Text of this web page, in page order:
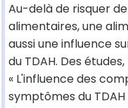
Au-delà de risquer
alimentaires, une
aussi une influence
du TDAH. Des
« L'influence des
symptômes du